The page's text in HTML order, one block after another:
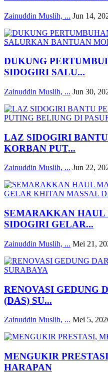
Zainuddin Muslih, ... Jun 14,
DUKUNG
SIDOGIRI SALU...
Zainuddin Muslih, ... Jun 30,
LAZ SIDOGIRI
KORBAN PUT...
Zainuddin Muslih, ... Jun 22,
SEMARAKKAN
SIDOGIRI GELAR...
Zainuddin Muslih, ... Mei 21,
RENOVASI GEDUNG
(DAS) SU...
Zainuddin Muslih, ... Mei 5,
MENGUKIR
HARAPAN